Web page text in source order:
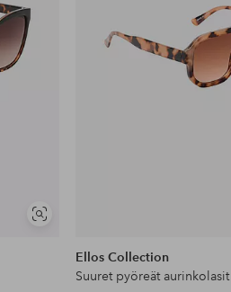
Näytä
Ellos Collection
Suuret pyöreät aurinkolasit